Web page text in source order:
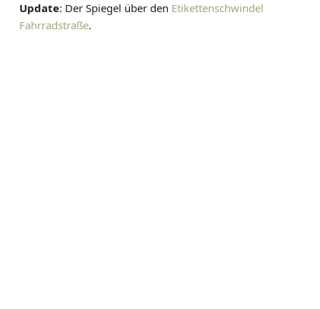
Update: Der Spiegel über den Etikettenschwindel
Fahrradstraße.